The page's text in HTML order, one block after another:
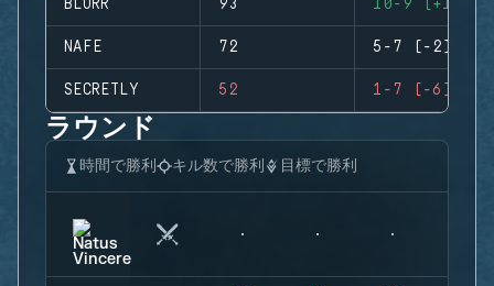
BLURR 93 10-9 (+1)
NAFE 72 5-7 (-2)
SECRETLY 52 1-7 (-6)
ラウンド
時間で勝利 キル数で勝利 目標で勝利